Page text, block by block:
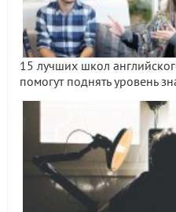
15 лучших школ
помогут поднять уровень